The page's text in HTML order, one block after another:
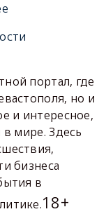
портал, где
но и
и интересное,
мире. Здесь
бизнеса
в
18+